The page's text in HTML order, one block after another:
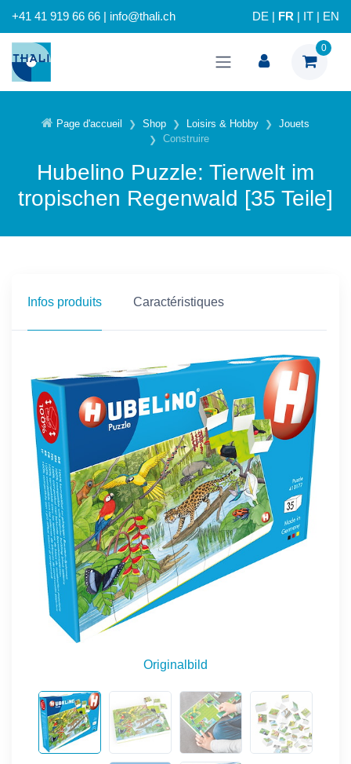
+41 41 919 66 66 | info@thali.ch DE FR IT EN
0
Page d'accueil Shop Loisirs & Hobby
Jouets
Construire
Hubelino Puzzle: Tierwelt im
tropischen Regenwald [35 Teile]
Infos produits Caractéristiques
Originalbild